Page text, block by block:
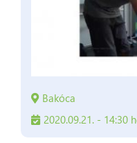
Bakóca
2020.09.21. - 14:30